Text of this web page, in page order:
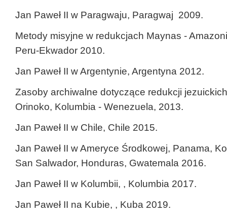
Jan Paweł II w Paragwaju, Paragwaj 2009.
Metody misyjne w redukcjach Maynas -
Peru-Ekwador 2010.
Jan Paweł II w Argentynie, Argentyna 2012.
Zasoby archiwalne dotyczące redukcji
Orinoko, Kolumbia - Wenezuela, 2013.
Jan Paweł II w Chile, Chile 2015.
Jan Paweł II w Ameryce Środkowej, Panama,
San Salwador, Honduras, Gwatemala 2016.
Jan Paweł II w Kolumbii, , Kolumbia 2017.
Jan Paweł II na Kubie, , Kuba 2019.